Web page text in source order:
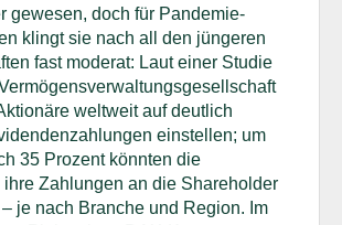
gewesen, doch für Pandemie-
klingt sie nach all den jüngeren
fast moderat: Laut einer Studie
weltweit auf deutlich
einstellen; um
35 Prozent könnten die
ihre Zahlungen an die Shareholder
je nach Branche und Region. Im